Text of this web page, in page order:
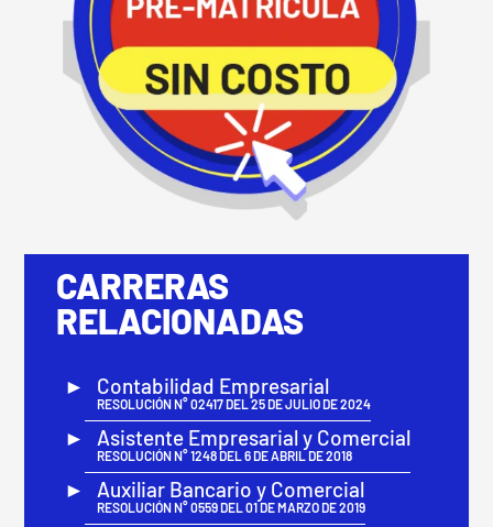
CARRERAS
RELACIONADAS
Contabilidad Empresarial
RESOLUCIÓN N° 02417 DEL 25 DE JULIO DE 2024
Asistente Empresarial y Comercial
RESOLUCIÓN N° 1248 DEL 6 DE ABRIL DE 2018
Auxiliar Bancario y Comercial
RESOLUCIÓN N° 0559 DEL 01 DE MARZO DE 2019